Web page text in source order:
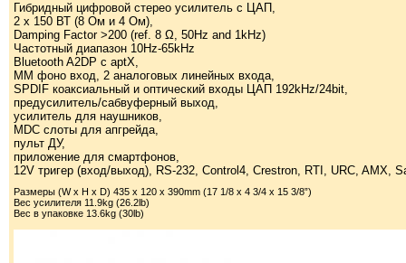
Гибридный цифровой стерео усилитель с ЦАП,
2 х 150 ВТ (8 Ом и 4 Ом),
Damping Factor >200 (ref. 8 Ω, 50Hz and 1kHz)
Частотный диапазон 10Hz-65kHz
Bluetooth A2DP с aptX,
ММ фоно вход, 2 аналоговых линейных входа,
SPDIF коаксиальный и оптический входы ЦАП 192kHz/24bit,
предусилитель/сабвуферный выход,
усилитель для наушников,
MDC слоты для апгрейда,
пульт ДУ,
приложение для смартфонов,
12V тригер (вход/выход), RS-232, Control4, Crestron, RTI, URC, AMX,
Размеры (W x H x D) 435 x 120 x 390mm (17 1/8 x 4 3/4 x 15 3/8”)
Вес усилителя 11.9kg (26.2lb)
Вес в упаковке 13.6kg (30lb)